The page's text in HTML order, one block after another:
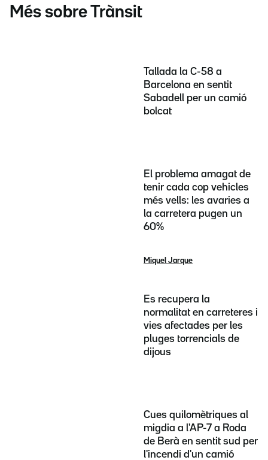
Més sobre Trànsit
Tallada la C-58 a
Barcelona en sentit
Sabadell per un camió
bolcat
El problema amagat de
tenir cada cop vehicles
més vells: les avaries a
la carretera pugen un
60%
Miquel Jarque
Es recupera la
normalitat en carreteres i
vies afectades per les
pluges torrencials de
dijous
Cues quilomètriques al
migdia a l'AP-7 a Roda
de Berà en sentit sud per
l'incendi d'un camió